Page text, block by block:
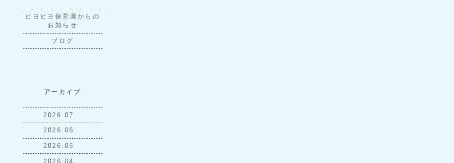
ピヨピヨ保育園からの
お知らせ
ブログ
アーカイブ
2026.07
2026.06
2026.05
2026.04